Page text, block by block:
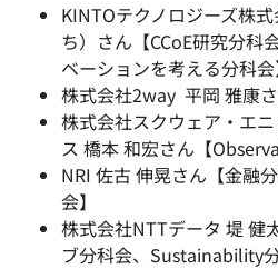
KINTOテクノロジーズ株
ち）さん【CCoE研究分科
ベーションを考える分科会
株式会社2way 平岡 雅康
株式会社スクウェア・エ
ス 橋本 和宏さん【
NRI 佐古 伸晃さん【金融
会】
株式会社NTTデータ 堤 健
ブ分科会、Sustainability分